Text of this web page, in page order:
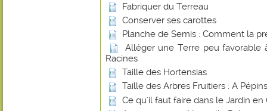
Fabriquer du Terreau
Conserver ses carottes
Planche de Semis : Comment la
Alléger une Terre peu favorable
Racines
Taille des Hortensias
Taille des Arbres Fruitiers : A
Ce qu'il faut faire dans le Jardin en